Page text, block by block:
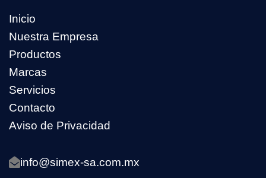
Inicio
Nuestra Empresa
Productos
Marcas
Servicios
Contacto
Aviso de Privacidad
info@simex-sa.com.mx